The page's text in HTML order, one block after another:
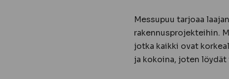
Messupuu tarjoaa
rakennusprojekteihin.
jotka kaikki ovat
ja kokoina, joten